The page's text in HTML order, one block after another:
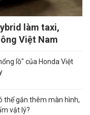
làm taxi,
Việt Nam
lồ" của Honda Việt
thể gắn thêm màn hình,
vật lý?